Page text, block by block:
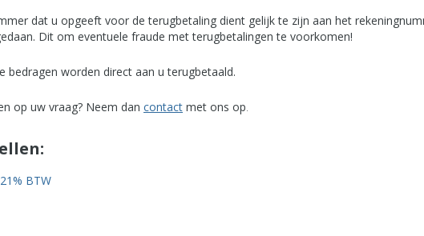
dat u opgeeft voor de terugbetaling dient gelijk te zijn aan het
Dit om eventuele fraude met terugbetalingen te voorkomen!
bedragen worden direct aan u terugbetaald.
op uw vraag? Neem dan contact met ons op.
BTW